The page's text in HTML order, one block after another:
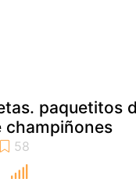
paquetitos
champiñones